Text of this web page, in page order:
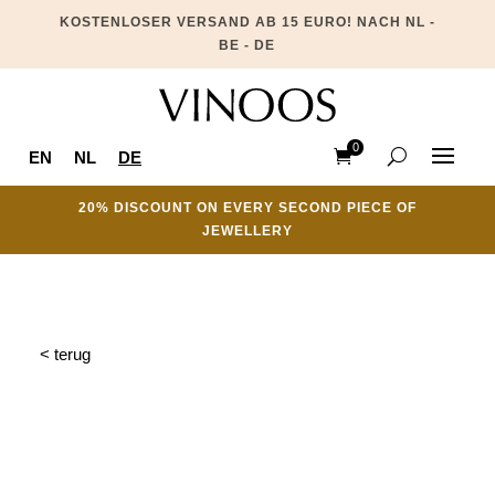
KOSTENLOSER VERSAND AB 15 EURO! NACH NL -
BE - DE
EN NL DE
0
Ite
20% DISCOUNT ON EVERY SECOND PIECE OF
JEWELLERY
< terug